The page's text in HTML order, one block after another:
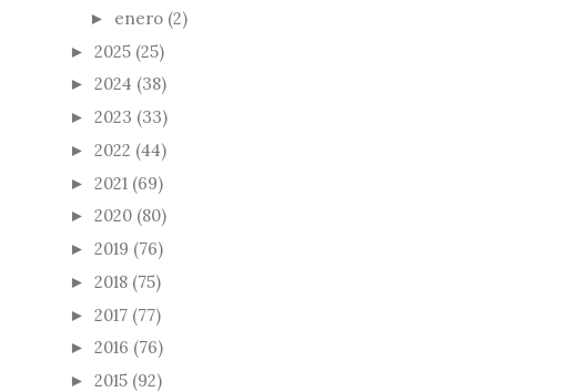
► enero (2)
► 2025 (25)
► 2024 (38)
► 2023 (33)
► 2022 (44)
► 2021 (69)
► 2020 (80)
► 2019 (76)
► 2018 (75)
► 2017 (77)
► 2016 (76)
► 2015 (92)